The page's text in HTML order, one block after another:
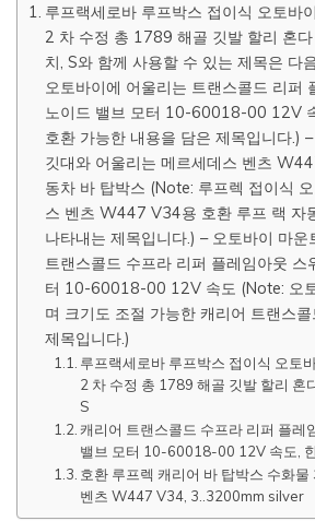
루프랙세로바 루프박스 접이식 오토바
2 차 수정 총 1789 해골 깃발 할리 혼
치, S와 함께 사용할 수 있는 제목은 다
오토바이에 어울리는 트랜스콜드 리퍼
노이드 밸브 모터 10-60018-00 12V
호환 가능한 내용을 담은 제목입니다.)
깃대와 어울리는 메르세데스 벤츠
동차 바 탑박스 (Note: 루프렉 접이식
스 벤츠 W447 V34용 호환 루프 랙 자
나타내는 제목입니다.) – 오토바이 마
트랜스콜드 수프라 리퍼 플레임아웃 스
터 10-60018-00 12V 속도 (Note: 오
며 크기도 조절 가능한 캐리어 트랜스
제목입니다.)
루프랙세로바 루프박스 접이식 오토
2 차 수정 총 1789 해골 깃발 할리 혼
S
캐리어 트랜스콜드 수프라 리퍼 플레
밸브 모터 10-60018-00 12V 속도,
호환 루프렉 캐리어 바 탑박스 수화
벤츠 W447 V34, 3..3200mm silver